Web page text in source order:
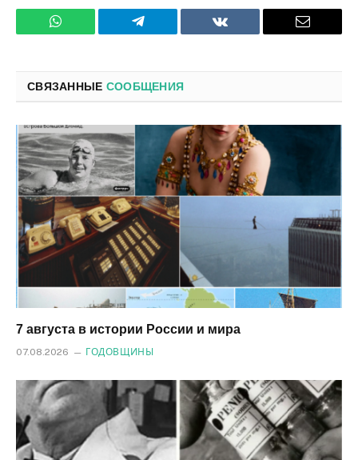
WhatsApp Телеграмм ВКонтакте
СВЯЗАННЫЕ СООБЩЕНИЯ
7 августа в истории России и мира
07.08.2026 ГОДОВЩИНЫ